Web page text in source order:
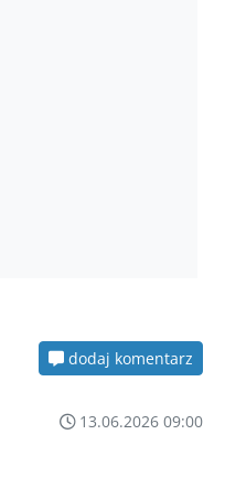
dodaj komentarz
13.06.2026 09:00